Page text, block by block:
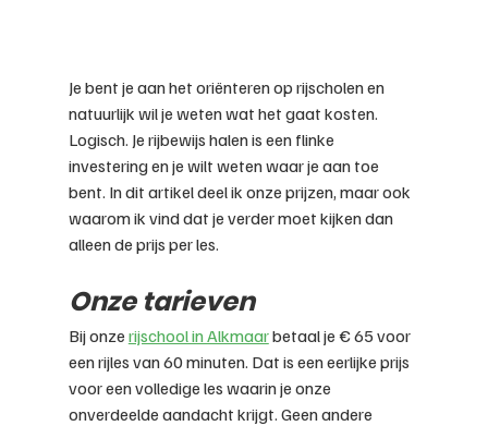
Je bent je aan het oriënteren op rijscholen en
natuurlijk wil je weten wat het gaat kosten.
Logisch. Je rijbewijs halen is een flinke
investering en je wilt weten waar je aan toe
bent. In dit artikel deel ik onze prijzen, maar ook
waarom ik vind dat je verder moet kijken dan
alleen de prijs per les.
Onze tarieven
Bij onze rijschool in Alkmaar betaal je € 65 voor
een rijles van 60 minuten. Dat is een eerlijke prijs
voor een volledige les waarin je onze
onverdeelde aandacht krijgt. Geen andere